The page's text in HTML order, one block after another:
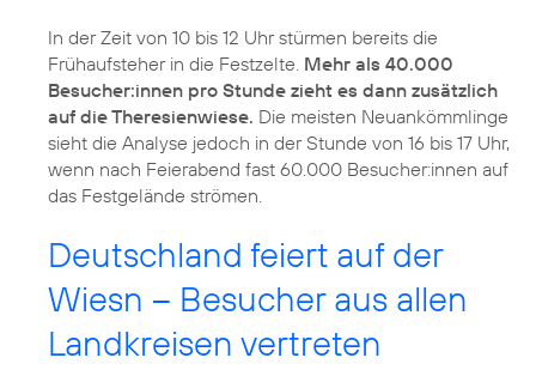
In der Zeit von 10 bis 12 Uhr stürmen bereits die
Frühaufsteher in die Festzelte. Mehr als 40.000
Besucher:innen pro Stunde zieht es dann zusätzlich
auf die Theresienwiese. Die meisten Neuankömmlinge
sieht die Analyse jedoch in der Stunde von 16 bis 17 Uhr,
wenn nach Feierabend fast 60.000 Besucher:innen auf
das Festgelände strömen.
Deutschland feiert auf der
Wiesn – Besucher aus allen
Landkreisen vertreten